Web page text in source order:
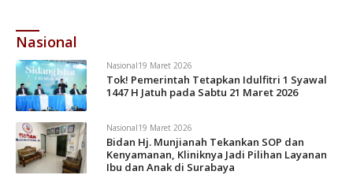
Nasional
Nasional19 Maret 2026
Tok! Pemerintah Tetapkan Idulfitri 1 Syawal
1447 H Jatuh pada Sabtu 21 Maret 2026
Nasional19 Maret 2026
Bidan Hj. Munjianah Tekankan SOP dan
Kenyamanan, Kliniknya Jadi Pilihan Layanan
Ibu dan Anak di Surabaya